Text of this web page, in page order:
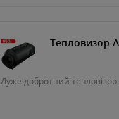
Тепловизор
Дуже добротний